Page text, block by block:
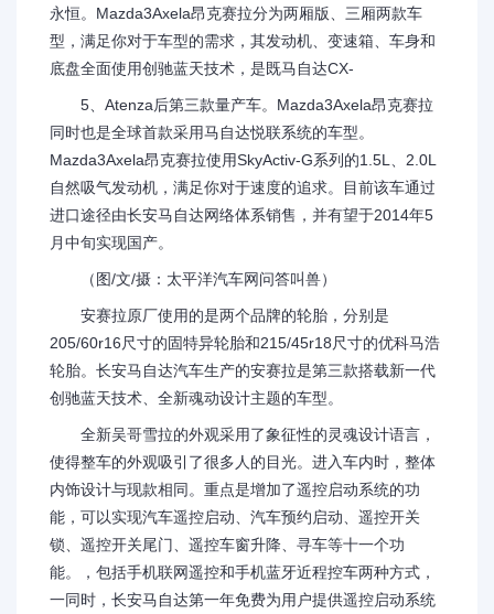
永恒。Mazda3Axela昂克赛拉分为两厢版、三厢两款车
型，满足你对于车型的需求，其发动机、变速箱、车身和
底盘全面使用创驰蓝天技术，是既马自达CX-
5、Atenza后第三款量产车。Mazda3Axela昂克赛拉
同时也是全球首款采用马自达悦联系统的车型。
Mazda3Axela昂克赛拉使用SkyActiv-G系列的1.5L、2.0L
自然吸气发动机，满足你对于速度的追求。目前该车通过
进口途径由长安马自达网络体系销售，并有望于2014年5
月中旬实现国产。
（图/文/摄：太平洋汽车网问答叫兽）
安赛拉原厂使用的是两个品牌的轮胎，分别是
205/60r16尺寸的固特异轮胎和215/45r18尺寸的优科马浩
轮胎。长安马自达汽车生产的安赛拉是第三款搭载新一代
创驰蓝天技术、全新魂动设计主题的车型。
全新吴哥雪拉的外观采用了象征性的灵魂设计语言，
使得整车的外观吸引了很多人的目光。进入车内时，整体
内饰设计与现款相同。重点是增加了遥控启动系统的功
能，可以实现汽车遥控启动、汽车预约启动、遥控开关
锁、遥控开关尾门、遥控车窗升降、寻车等十一个功
能。，包括手机联网遥控和手机蓝牙近程控车两种方式，
一同时，长安马自达第一年免费为用户提供遥控启动系统